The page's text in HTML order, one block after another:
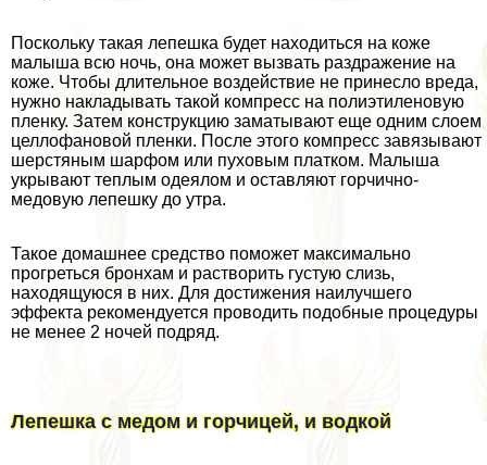
Поскольку такая лепешка будет находиться на коже
малыша всю ночь, она может вызвать раздражение на
коже. Чтобы длительное воздействие не принесло вреда,
нужно накладывать такой компресс на полиэтиленовую
пленку. Затем конструкцию заматывают еще одним слоем
целлофановой пленки. После этого компресс завязывают
шерстяным шарфом или пуховым платком. Малыша
укрывают теплым одеялом и оставляют горчично-
медовую лепешку до утра.
Такое домашнее средство поможет максимально
прогреться бронхам и растворить густую слизь,
находящуюся в них. Для достижения наилучшего
эффекта рекомендуется проводить подобные процедуры
не менее 2 ночей подряд.
Лепешка с медом и горчицей, и водкой